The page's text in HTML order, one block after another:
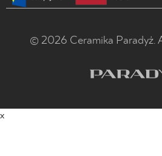
© 2026 Ceramika Paradyż.
x